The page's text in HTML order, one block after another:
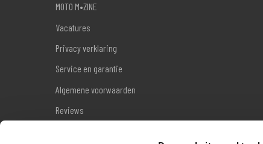
MOTO M•ZINE
Vacatures
Privacy verklaring
Service en garantie
Algemene voorwaarden
Reviews